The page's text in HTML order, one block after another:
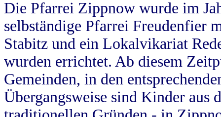
Die Pfarrei Zippnow wurde im
selbständige Pfarrei Freudenfier
Stabitz und ein Lokalvikariat
wurden errichtet. Ab diesem
Gemeinden, in den
Übergangsweise sind Kinder aus